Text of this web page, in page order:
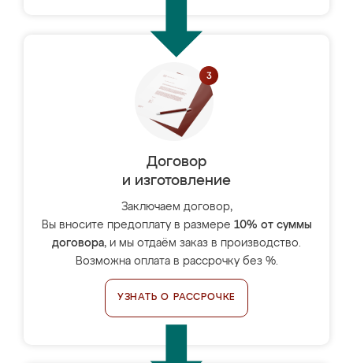
Договор
и изготовление
Заключаем договор,
Вы вносите предоплату в размере 10% от суммы
договора, и мы отдаём заказ в производство.
Возможна оплата в рассрочку без %.
УЗНАТЬ О РАССРОЧКЕ